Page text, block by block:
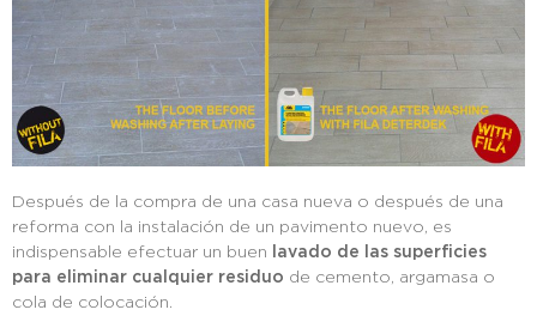
Después de la compra de una casa nueva o después de una
reforma con la instalación de un pavimento nuevo, es
indispensable efectuar un buen lavado de las superficies
para eliminar cualquier residuo de cemento, argamasa o
cola de colocación.